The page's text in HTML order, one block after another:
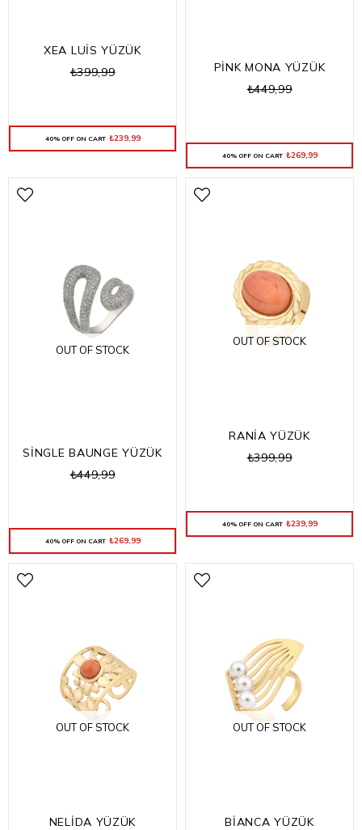
XEA LUİS YÜZÜK
₺399,99
40% OFF ON CART ₺239,99
PİNK MONA YÜZÜK
₺449,99
40% OFF ON CART ₺269,99
OUT OF STOCK
SİNGLE BAUNGE YÜZÜK
₺449,99
40% OFF ON CART ₺269,99
OUT OF STOCK
RANİA YÜZÜK
₺399,99
40% OFF ON CART ₺239,99
OUT OF STOCK
NELİDA YÜZÜK
OUT OF STOCK
BİANCA YÜZÜK